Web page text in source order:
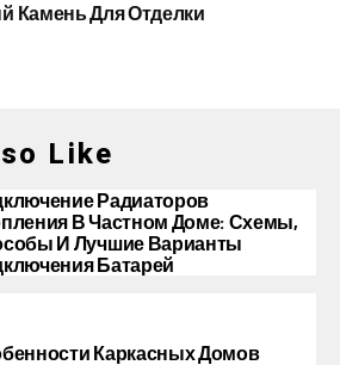
Камень Для Отделки
Like
Радиаторов
В Частном Доме: Схемы,
И Лучшие Варианты
Батарей
Каркасных Домов